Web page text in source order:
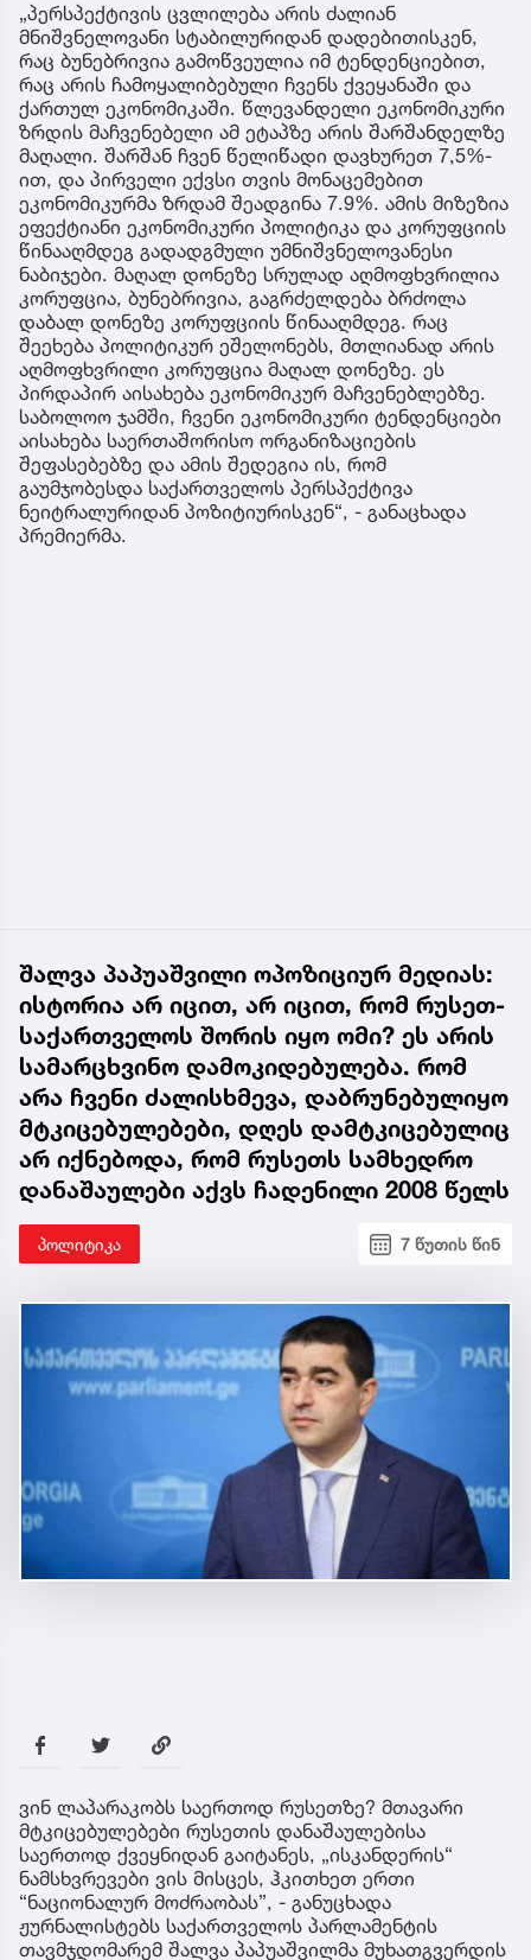
„პერსპექტივის ცვლილება არის ძალიან
მნიშვნელოვანი სტაბილურიდან დადებითისკენ,
რაც ბუნებრივია გამოწვეულია იმ ტენდენციებით,
რაც არის ჩამოყალიბებული ჩვენს ქვეყანაში და
ქართულ ეკონომიკაში. წლევანდელი ეკონომიკური
ზრდის მაჩვენებელი ამ ეტაპზე არის შარშანდელზე
მაღალი. შარშან ჩვენ წელიწადი დავხურეთ 7,5%-
ით, და პირველი ექვსი თვის მონაცემებით
ეკონომიკურმა ზრდამ შეადგინა 7.9%. ამის მიზეზია
ეფექტიანი ეკონომიკური პოლიტიკა და კორუფციის
წინააღმდეგ გადადგმული უმნიშვნელოვანესი
ნაბიჯები. მაღალ დონეზე სრულად აღმოფხვრილია
კორუფცია, ბუნებრივია, გაგრძელდება ბრძოლა
დაბალ დონეზე კორუფციის წინააღმდეგ. რაც
შეეხება პოლიტიკურ ეშელონებს, მთლიანად არის
აღმოფხვრილი კორუფცია მაღალ დონეზე. ეს
პირდაპირ აისახება ეკონომიკურ მაჩვენებლებზე.
საბოლოო ჯამში, ჩვენი ეკონომიკური ტენდენციები
აისახება საერთაშორისო ორგანიზაციების
შეფასებებზე და ამის შედეგია ის, რომ
გაუმჯობესდა საქართველოს პერსპექტივა
ნეიტრალურიდან პოზიტიურისკენ“, - განაცხადა
პრემიერმა.
შალვა პაპუაშვილი ოპოზიციურ მედიას:
ისტორია არ იცით, არ იცით, რომ რუსეთ-
საქართველოს შორის იყო ომი? ეს არის
სამარცხვინო დამოკიდებულება. რომ
არა ჩვენი ძალისხმევა, დაბრუნებულიყო
მტკიცებულებები, დღეს დამტკიცებულიც
არ იქნებოდა, რომ რუსეთს სამხედრო
დანაშაულები აქვს ჩადენილი 2008 წელს
პოლიტიკა 7 წუთის წინ
ვინ ლაპარაკობს საერთოდ რუსეთზე? მთავარი
მტკიცებულებები რუსეთის დანაშაულებისა
საერთოდ ქვეყნიდან გაიტანეს, „ისკანდერის“
ნამსხვრევები ვის მისცეს, ჰკითხეთ ერთი
“ნაციონალურ მოძრაობას”, - განუცხადა
ჟურნალისტებს საქართველოს პარლამენტის
თავმჯდომარემ შალვა პაპუაშვილმა მუხათგვერდის